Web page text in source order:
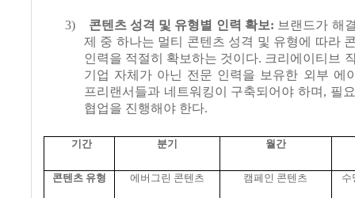
3) 콘텐츠 성격 및 유형별 인력 확보: 브랜드가 해
제 중 하나는 멀티 콘텐츠 성격 및 유형에 따라
인력을 적절히 확보하는 것이다. 크리에이티브
기업 자체가 아닌 전문 인력을 보유한 외부 에
프리랜서들과 네트워킹이 구축되어야 하며 , 필
협업을 진행해야 한다.
기간 분기 월간
콘텐츠 유형 에버그린 콘텐츠 캠페인 콘텐츠 수